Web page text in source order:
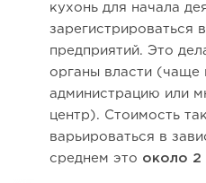
кухонь для начала
зарегистрироваться
предприятий. Это
органы власти (чаще
администрацию или
центр). Стоимость
варьироваться в
среднем это около 2